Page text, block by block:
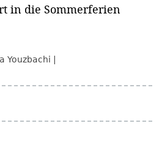
in die Sommerferien
Youzbachi